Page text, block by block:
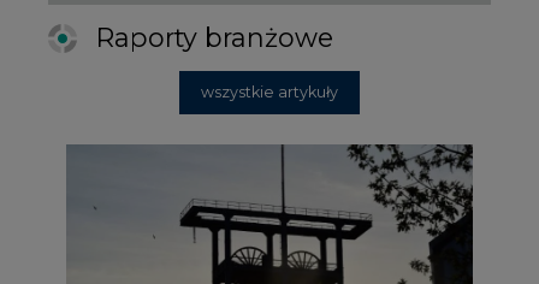
Raporty branżowe
wszystkie artykuły